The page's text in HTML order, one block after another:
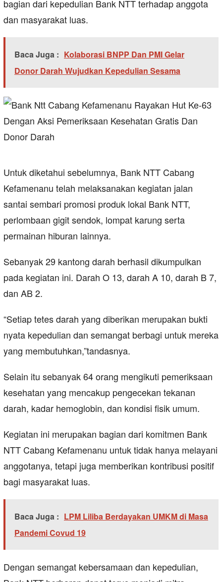
bagian dari kepedulian Bank NTT terhadap anggota
dan masyarakat luas.
Baca Juga : Kolaborasi BNPP Dan PMI Gelar
Donor Darah Wujudkan Kepedulian Sesama
Untuk diketahui sebelumnya, Bank NTT Cabang
Kefamenanu telah melaksanakan kegiatan jalan
santai sembari promosi produk lokal Bank NTT,
perlombaan gigit sendok, lompat karung serta
permainan hiburan lainnya.
Sebanyak 29 kantong darah berhasil dikumpulkan
pada kegiatan ini. Darah O 13, darah A 10, darah B 7,
dan AB 2.
“Setiap tetes darah yang diberikan merupakan bukti
nyata kepedulian dan semangat berbagi untuk mereka
yang membutuhkan,”tandasnya.
Selain itu sebanyak 64 orang mengikuti pemeriksaan
kesehatan yang mencakup pengecekan tekanan
darah, kadar hemoglobin, dan kondisi fisik umum.
Kegiatan ini merupakan bagian dari komitmen Bank
NTT Cabang Kefamenanu untuk tidak hanya melayani
anggotanya, tetapi juga memberikan kontribusi positif
bagi masyarakat luas.
Baca Juga : LPM Liliba Berdayakan UMKM di Masa
Pandemi Covud 19
Dengan semangat kebersamaan dan kepedulian,